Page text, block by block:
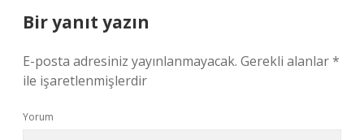
Bir yanıt yazın
E-posta adresiniz yayınlanmayacak. Gerekli alanlar*
ile işaretlenmişlerdir
Yorum